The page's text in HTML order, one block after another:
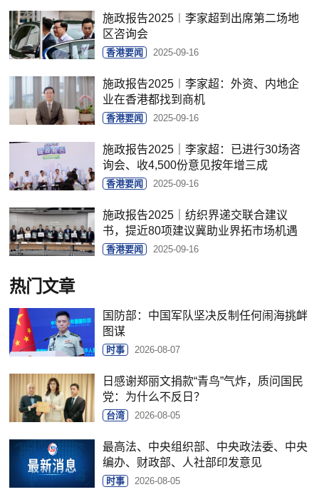
施政报告2025︱李家超到出席第二场地
区咨询会
香港要闻 2025-09-16
施政报告2025︱李家超：外资、内地企
业在香港都找到商机
香港要闻 2025-09-16
施政报告2025｜李家超：已进行30场咨
询会、收4,500份意见按年增三成
香港要闻 2025-09-16
施政报告2025｜纺织界递交联合建议
书，提近80项建议冀助业界拓市场机遇
香港要闻 2025-09-16
热门文章
国防部：中国军队坚决反制任何闹海挑衅
图谋
时事 2026-08-07
日感谢郑丽文捐款“青鸟”气炸，质问国民
党：为什么不反日？
台湾 2026-08-05
最高法、中央组织部、中央政法委、中央
编办、财政部、人社部印发意见
时事 2026-08-05